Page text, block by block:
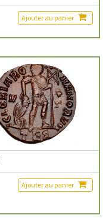
Ajouter au panier
Ajouter au panier